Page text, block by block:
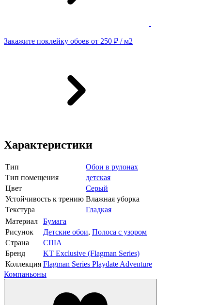
Закажите поклейку обоев от 250 ₽ / м2
Характеристики
Тип
Обои в рулонах
Тип помещения
детская
Цвет
Серый
Устойчивость к трению Влажная уборка
Текстура
Гладкая
Материал
Бумага
Рисунок
Детские обои, Полоса с узором
Страна
США
Бренд
KT Exclusive (Flagman Series)
Коллекция Flagman Series Playdate Adventure
Компаньоны